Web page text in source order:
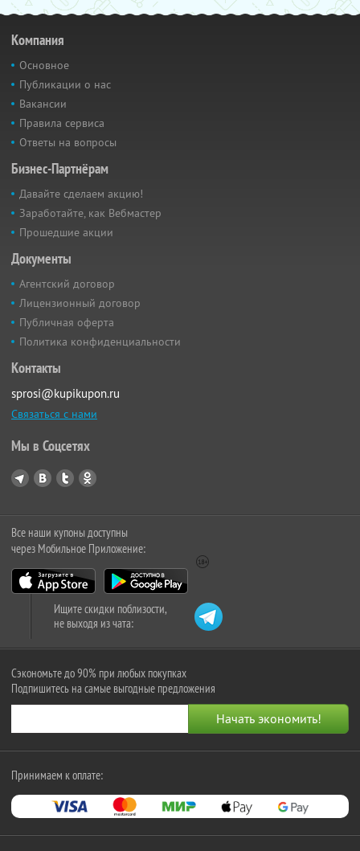
Компания
Основное
Публикации о нас
Вакансии
Правила сервиса
Ответы на вопросы
Бизнес-Партнёрам
Давайте сделаем акцию!
Заработайте, как Вебмастер
Прошедшие акции
Документы
Агентский договор
Лицензионный договор
Публичная оферта
Политика конфиденциальности
Контакты
sprosi@kupikupon.ru
Связаться с нами
Мы в Соцсетях
Все наши купоны доступны
через Мобильное Приложение:
Ищите скидки поблизости,
не выходя из чата:
Сэкономьте до 90% при любых покупках
Подпишитесь на самые выгодные предложения
Принимаем к оплате: